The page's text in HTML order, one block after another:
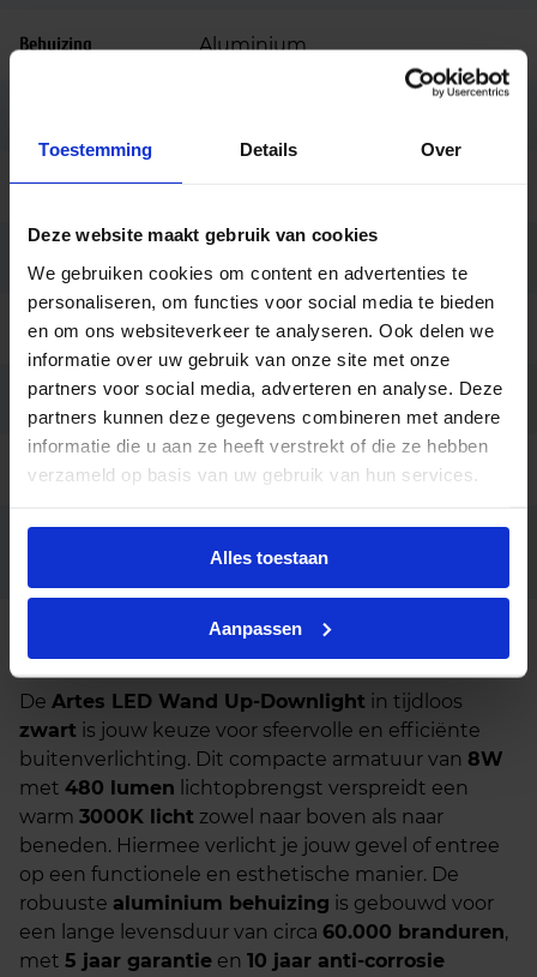
Toestemming Details Over
Deze website maakt gebruik van cookies
We gebruiken cookies om content en advertenties te
personaliseren, om functies voor social media te bieden
en om ons websiteverkeer te analyseren. Ook delen we
informatie over uw gebruik van onze site met onze
partners voor social media, adverteren en analyse. Deze
partners kunnen deze gegevens combineren met andere
informatie die u aan ze heeft verstrekt of die ze hebben
verzameld op basis van uw gebruik van hun services.
Alles toestaan
Aanpassen
Behuizing Aluminium
Montage
Merk SG Lighting
Garantie 5 jaar (5 jaar anti corrosie)
Code LU111707
afsnijding
Beschrijving
De Artes LED Wand Up-Downlight in tijdloos
zwart is jouw keuze voor sfeervolle en efficiënte
buitenverlichting. Dit compacte armatuur van 8W
met 480 lumen lichtopbrengst verspreidt een
warm 3000K licht zowel naar boven als naar
beneden. Hiermee verlicht je jouw gevel of entree
op een functionele en esthetische manier. De
robuuste aluminium behuizing is gebouwd voor
een lange levensduur van circa 60.000 branduren,
met 5 jaar garantie en 10 jaar anti-corrosie